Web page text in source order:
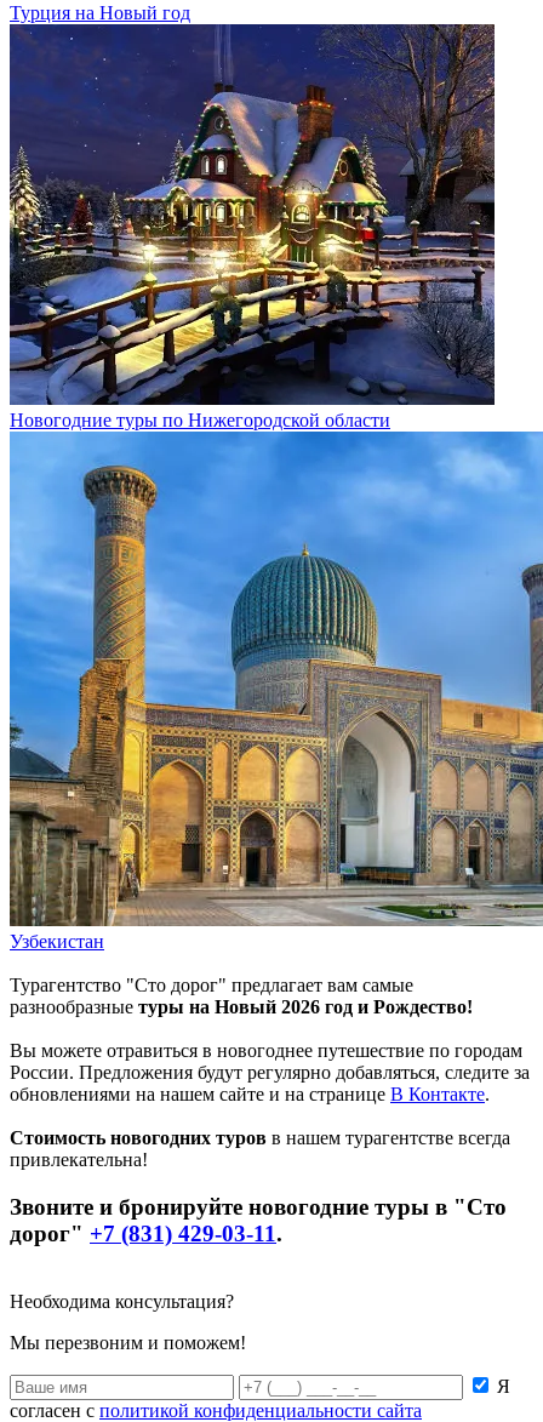
Турция на Новый год
Новогодние туры по Нижегородской области
Узбекистан
Турагентство "Сто дорог" предлагает вам самые
разнообразные туры на Новый 2026 год и Рождество!
Вы можете отравиться в новогоднее путешествие по городам
России. Предложения будут регулярно добавляться, следите за
обновлениями на нашем сайте и на странице В Контакте.
Стоимость новогодних туров в нашем турагентстве всегда
привлекательна!
Звоните и бронируйте новогодние туры в "Сто
дорог" +7 (831) 429-03-11.
Необходима консультация?
Мы перезвоним и поможем!
Я
согласен с политикой конфиденциальности сайта